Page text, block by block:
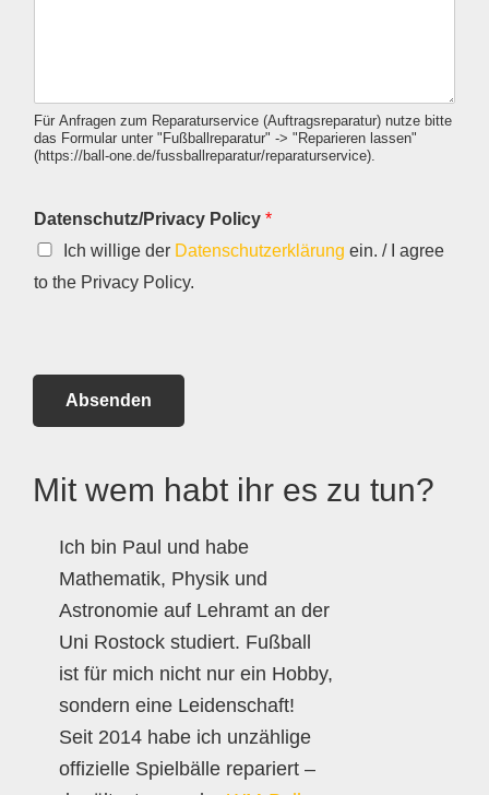
Für Anfragen zum Reparaturservice (Auftragsreparatur) nutze bitte
das Formular unter "Fußballreparatur" -> "Reparieren lassen"
(https://ball-one.de/fussballreparatur/reparaturservice).
Datenschutz/Privacy Policy *
Ich willige der Datenschutzerklärung ein. / I agree
to the Privacy Policy.
Absenden
Mit wem habt ihr es zu tun?
Ich bin Paul und habe
Mathematik, Physik und
Astronomie auf Lehramt an der
Uni Rostock studiert. Fußball
ist für mich nicht nur ein Hobby,
sondern eine Leidenschaft!
Seit 2014 habe ich unzählige
offizielle Spielbälle repariert –